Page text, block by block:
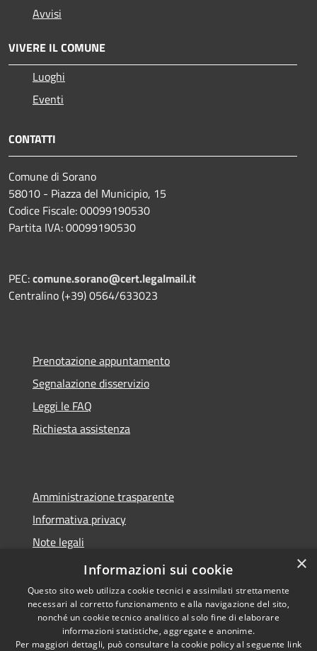
Avvisi
VIVERE IL COMUNE
Luoghi
Eventi
CONTATTI
Comune di Sorano
58010 - Piazza del Municipio, 15
Codice Fiscale: 00099190530
Partita IVA: 00099190530
PEC:comune.sorano@cert.legalmail.it
Centralino (+39) 0564/633023
Prenotazione appuntamento
Segnalazione disservizio
Leggi le FAQ
Richiesta assistenza
Amministrazione trasparente
Informativa privacy
Note legali
Dichiarazione di accessibilità
Copyright © 2026 • Comune di
×
Informazioni sui cookie
Questo sito web utilizza cookie tecnici e assimilati strettamente
necessari al corretto funzionamento e alla navigazione del sito,
nonché un cookie tecnico analitico al solo fine di elaborare
informazioni statistiche, aggregate e anonime.
Per maggiori dettagli, può consultare la cookie policy al seguente link